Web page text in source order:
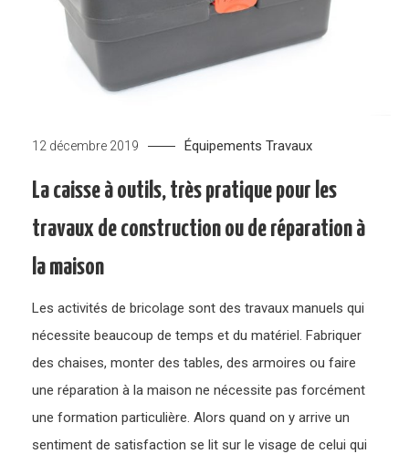
12 décembre 2019 Équipements Travaux
La caisse à outils, très pratique pour les
travaux de construction ou de réparation à
la maison
Les activités de bricolage sont des travaux manuels qui
nécessite beaucoup de temps et du matériel. Fabriquer
des chaises, monter des tables, des armoires ou faire
une réparation à la maison ne nécessite pas forcément
une formation particulière. Alors quand on y arrive un
sentiment de satisfaction se lit sur le visage de celui qui